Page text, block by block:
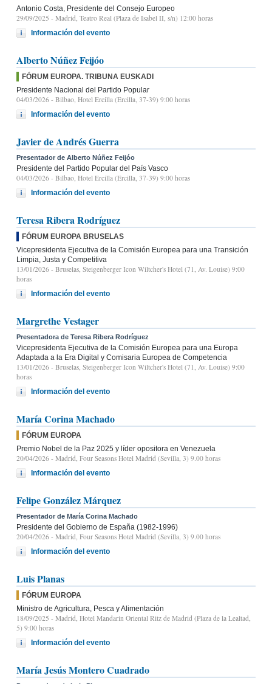
Antonio Costa, Presidente del Consejo Europeo
29/09/2025 - Madrid, Teatro Real (Plaza de Isabel II, s/n) 12:00 horas
Información del evento
Alberto Núñez Feijóo
FÓRUM EUROPA. TRIBUNA EUSKADI
Presidente Nacional del Partido Popular
04/03/2026 - Bilbao, Hotel Ercilla (Ercilla, 37-39) 9:00 horas
Información del evento
Javier de Andrés Guerra
Presentador de Alberto Núñez Feijóo
Presidente del Partido Popular del País Vasco
04/03/2026 - Bilbao, Hotel Ercilla (Ercilla, 37-39) 9:00 horas
Información del evento
Teresa Ribera Rodríguez
FÓRUM EUROPA BRUSELAS
Vicepresidenta Ejecutiva de la Comisión Europea para una Transición
Limpia, Justa y Competitiva
13/01/2026 - Bruselas, Steigenberger Icon Wiltcher's Hotel (71, Av. Louise) 9:00
horas
Información del evento
Margrethe Vestager
Presentadora de Teresa Ribera Rodríguez
Vicepresidenta Ejecutiva de la Comisión Europea para una Europa
Adaptada a la Era Digital y Comisaria Europea de Competencia
13/01/2026 - Bruselas, Steigenberger Icon Wiltcher's Hotel (71, Av. Louise) 9:00
horas
Información del evento
María Corina Machado
FÓRUM EUROPA
Premio Nobel de la Paz 2025 y líder opositora en Venezuela
20/04/2026 - Madrid, Four Seasons Hotel Madrid (Sevilla, 3) 9.00 horas
Información del evento
Felipe González Márquez
Presentador de María Corina Machado
Presidente del Gobierno de España (1982-1996)
20/04/2026 - Madrid, Four Seasons Hotel Madrid (Sevilla, 3) 9.00 horas
Información del evento
Luis Planas
FÓRUM EUROPA
Ministro de Agricultura, Pesca y Alimentación
18/09/2025 - Madrid, Hotel Mandarin Oriental Ritz de Madrid (Plaza de la Lealtad,
5) 9:00 horas
Información del evento
María Jesús Montero Cuadrado